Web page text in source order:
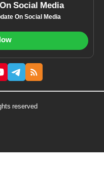
Social Media
On Social Media
reserved